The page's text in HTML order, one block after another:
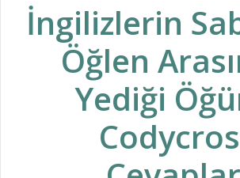
İngilizlerin
Öğlen
Yediği